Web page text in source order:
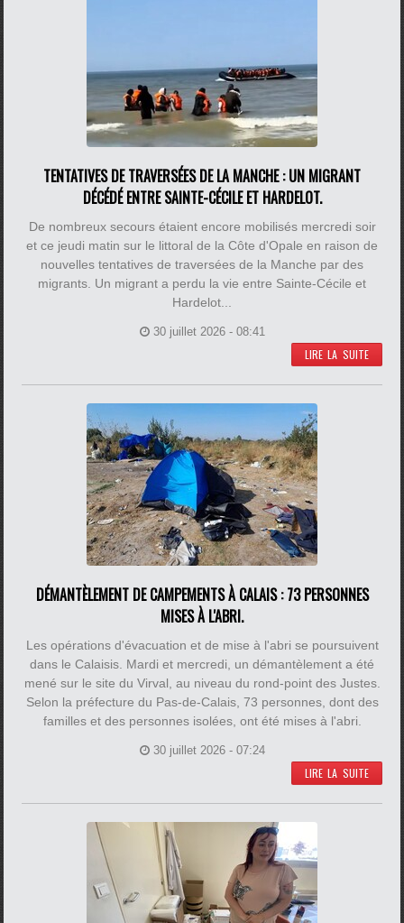
TENTATIVES DE TRAVERSÉES DE LA MANCHE : UN MIGRANT
DÉCÉDÉ ENTRE SAINTE-CÉCILE ET HARDELOT.
De nombreux secours étaient encore mobilisés mercredi soir
et ce jeudi matin sur le littoral de la Côte d'Opale en raison de
nouvelles tentatives de traversées de la Manche par des
migrants. Un migrant a perdu la vie entre Sainte-Cécile et
Hardelot...
30 juillet 2026 - 08:41
LIRE LA SUITE
DÉMANTÈLEMENT DE CAMPEMENTS À CALAIS : 73 PERSONNES
MISES À L'ABRI.
Les opérations d'évacuation et de mise à l'abri se poursuivent
dans le Calaisis. Mardi et mercredi, un démantèlement a été
mené sur le site du Virval, au niveau du rond-point des Justes.
Selon la préfecture du Pas-de-Calais, 73 personnes, dont des
familles et des personnes isolées, ont été mises à l'abri.
30 juillet 2026 - 07:24
LIRE LA SUITE